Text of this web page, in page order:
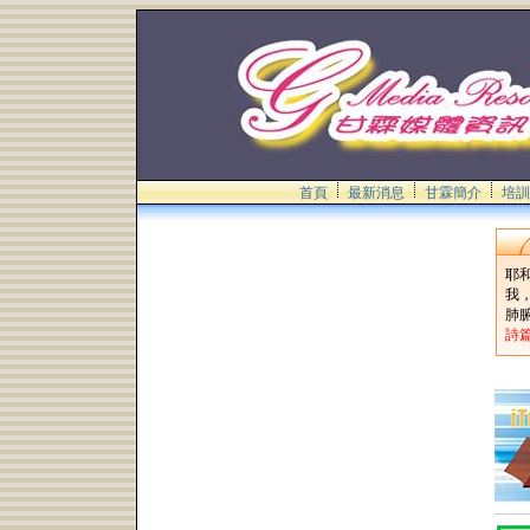
首頁 最新消息 甘霖簡介 培
耶
我
肺
詩